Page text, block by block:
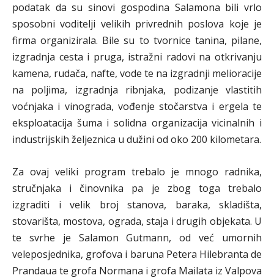
podatak da su sinovi gospodina Salamona bili vrlo
sposobni voditelji velikih privrednih poslova koje je
firma organizirala. Bile su to tvornice tanina, pilane,
izgradnja cesta i pruga, istražni radovi na otkrivanju
kamena, rudača, nafte, vode te na izgradnji melioracije
na poljima, izgradnja ribnjaka, podizanje vlastitih
voćnjaka i vinograda, vođenje stočarstva i ergela te
eksploatacija šuma i solidna organizacija vicinalnih i
industrijskih željeznica u dužini od oko 200 kilometara.
Za ovaj veliki program trebalo je mnogo radnika,
stručnjaka i činovnika pa je zbog toga trebalo
izgraditi i velik broj stanova, baraka, skladišta,
stovarišta, mostova, ograda, staja i drugih objekata. U
te svrhe je Salamon Gutmann, od već umornih
veleposjednika, grofova i baruna Petera Hilebranta de
Prandaua te grofa Normana i grofa Mailata iz Valpova